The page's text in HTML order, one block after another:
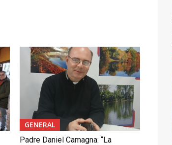
GENERAL
Padre Daniel Camagna: “La